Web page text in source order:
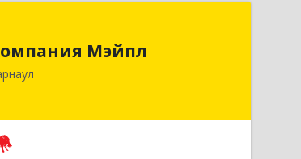
Мэйпл
Комсомольский пр-кт, дом № 112
Подробнее